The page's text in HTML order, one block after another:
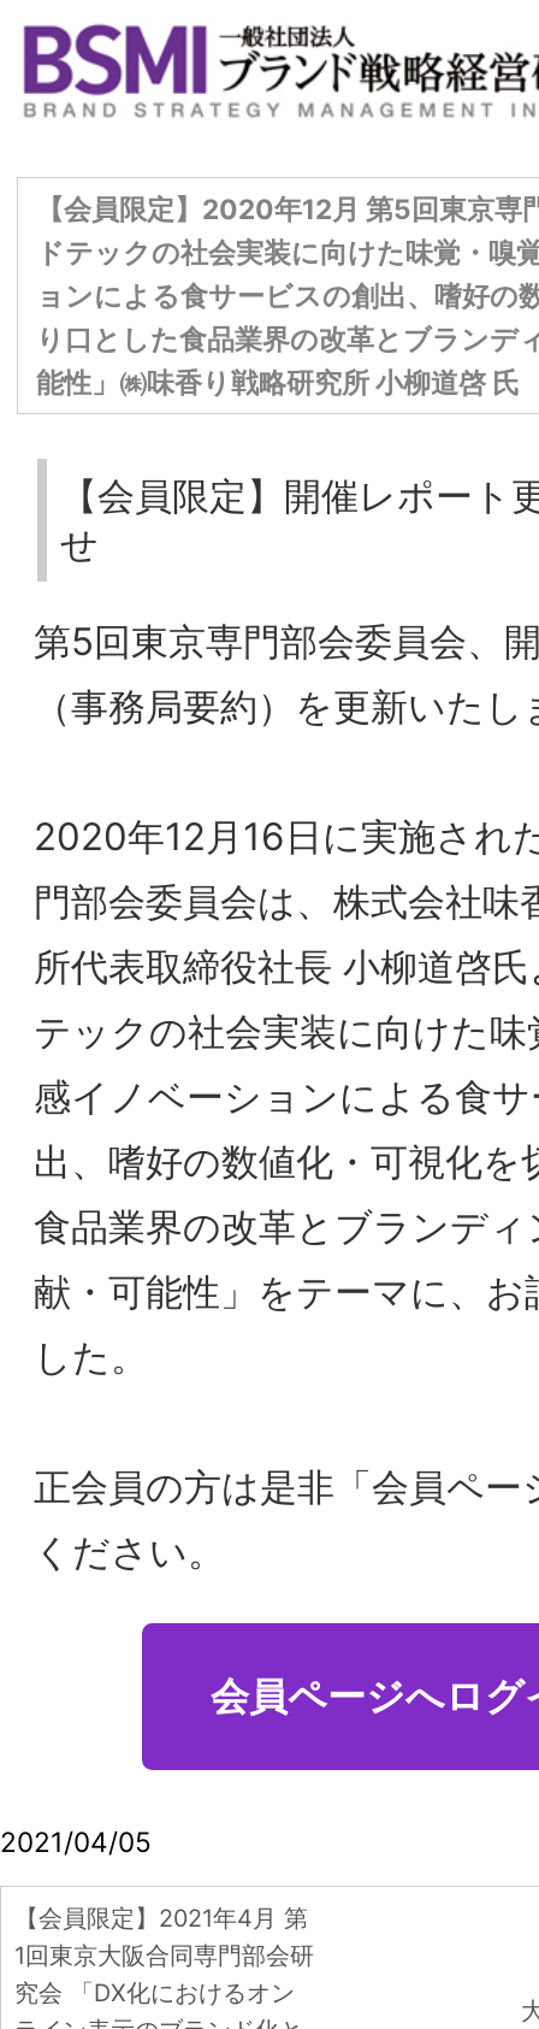
ドテックの社会実装に向けた味覚・嗅覚・食感イノベー
ョンによる食サービスの創出、嗜好の数値化・可視化を
り口とした食品業界の改革とブランディングへの貢献・
能性」㈱味香り戦略研究所 小柳道啓 氏
【会員限定】開催レポート更新のお知ら
せ
第5回東京専門部会委員会、開催レポート
（事務局要約）を更新いたしました。
2020年12月16日に実施された第5回東京専
門部会委員会は、株式会社味香り戦略研究
所代表取締役社長 小柳道啓氏より「フード
テックの社会実装に向けた味覚・嗅覚・食
出、嗜好の数値化・可視化を切り口とした
献・可能性」をテーマに、お話いただきま
した。
正会員の方は是非「会員ページ」をご確認
ください。
会員ページへログイン
2021/04/05
【会員限定】2021年4月 第
インターネットドメインを
経由した通信のセキュリテ
村上嘉隆氏
「OMA秋季特別セ
ー」開催レポ
【会員限定】2026年4月度 東京第27回
【会員限定】2026年7月7日第3回東阪合
同研究会「歌舞伎・歌舞伎座のブランド
【会員限定】2026年6月3日 第2回東阪
合同研究会「カテゴリーの境界が変わる
時代のブランド創造－食品ブランドは、
生活者の「出番」変化をどう捉えるか
－」ハウス食品グループ本社株式会社